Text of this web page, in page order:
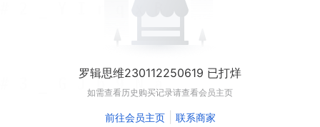
罗辑思维230112250619 已打烊
如需查看历史购买记录请查看会员主页
前往会员主页| 联系商家